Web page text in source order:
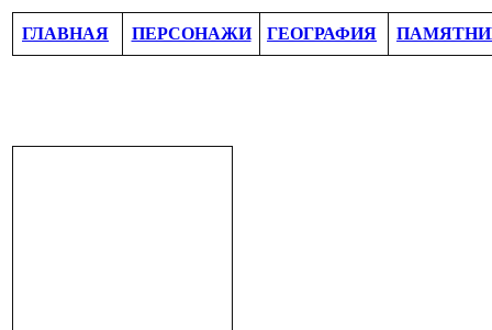
ГЛАВНАЯ ПЕРСОНАЖИ ГЕОГРАФИЯ